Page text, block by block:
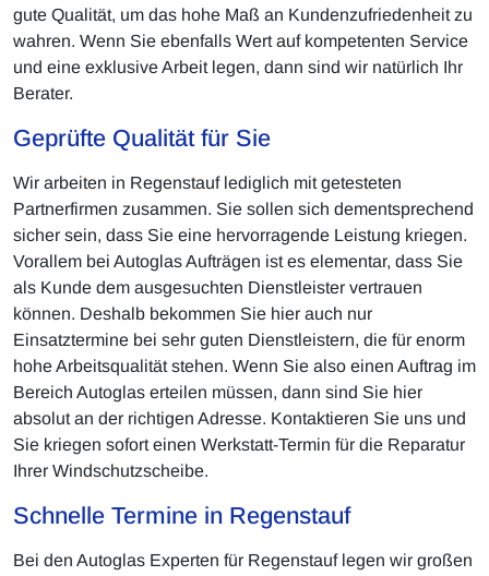
gute Qualität, um das hohe Maß an Kundenzufriedenheit zu
wahren. Wenn Sie ebenfalls Wert auf kompetenten Service
und eine exklusive Arbeit legen, dann sind wir natürlich Ihr
Berater.
Geprüfte Qualität für Sie
Wir arbeiten in Regenstauf lediglich mit getesteten
Partnerfirmen zusammen. Sie sollen sich dementsprechend
sicher sein, dass Sie eine hervorragende Leistung kriegen.
Vorallem bei Autoglas Aufträgen ist es elementar, dass Sie
als Kunde dem ausgesuchten Dienstleister vertrauen
können. Deshalb bekommen Sie hier auch nur
Einsatztermine bei sehr guten Dienstleistern, die für enorm
hohe Arbeitsqualität stehen. Wenn Sie also einen Auftrag im
Bereich Autoglas erteilen müssen, dann sind Sie hier
absolut an der richtigen Adresse. Kontaktieren Sie uns und
Sie kriegen sofort einen Werkstatt-Termin für die Reparatur
Ihrer Windschutzscheibe.
Schnelle Termine in Regenstauf
Bei den Autoglas Experten für Regenstauf legen wir großen